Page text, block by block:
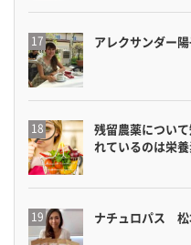
アレクサンダー
残留農薬につい
れているのは栄
ナチュロパス 松